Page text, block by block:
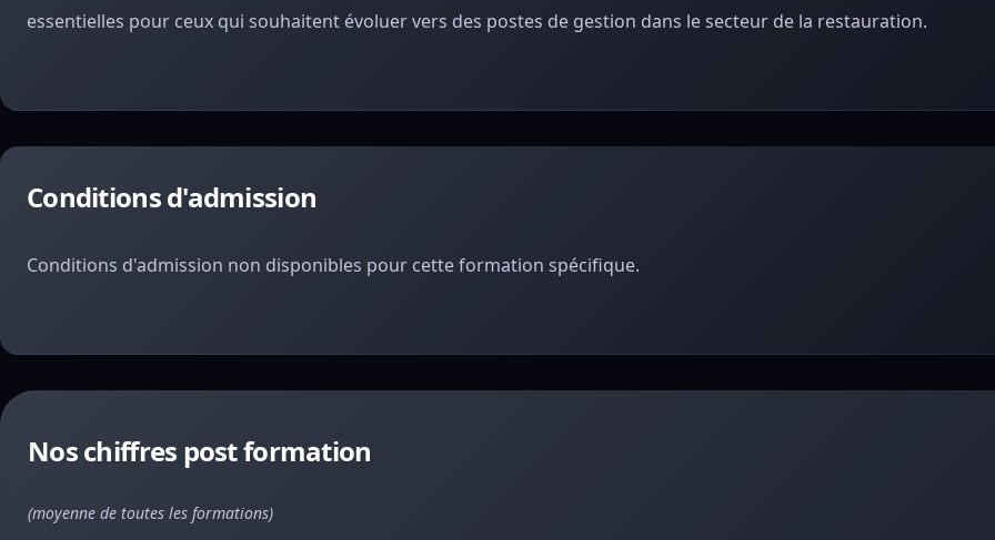
essentielles pour ceux qui souhaitent évoluer vers des postes de gestion dans le secteur de la restauration.
Conditions d'admission
Conditions d'admission non disponibles pour cette formation spécifique.
Nos chiffres post formation
(moyenne de toutes les formations)